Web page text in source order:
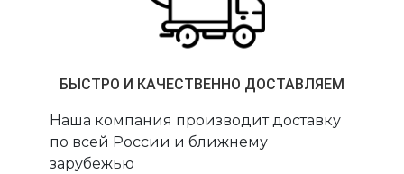
БЫСТРО И КАЧЕСТВЕННО ДОСТАВЛЯЕМ
Наша компания производит доставку
по всей России и ближнему
зарубежью